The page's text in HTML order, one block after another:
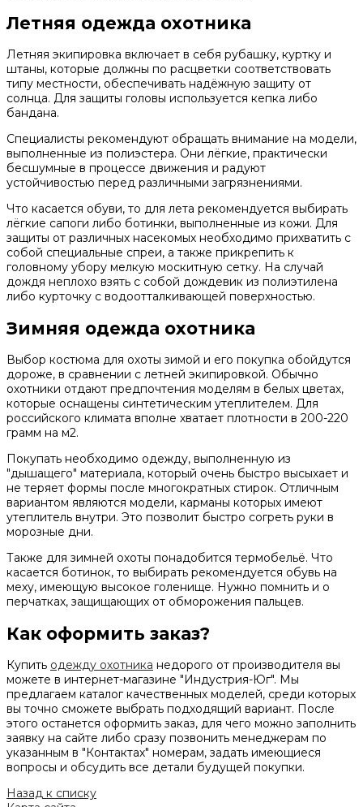
Летняя одежда охотника
Летняя экипировка включает в себя рубашку, куртку и
штаны, которые должны по расцветки соответствовать
типу местности, обеспечивать надёжную защиту от
солнца. Для защиты головы используется кепка либо
бандана.
Специалисты рекомендуют обращать внимание на модели,
выполненные из полиэстера. Они лёгкие, практически
бесшумные в процессе движения и радуют
устойчивостью перед различными загрязнениями.
Что касается обуви, то для лета рекомендуется выбирать
лёгкие сапоги либо ботинки, выполненные из кожи. Для
защиты от различных насекомых необходимо прихватить с
собой специальные спреи, а также прикрепить к
головному убору мелкую москитную сетку. На случай
дождя неплохо взять с собой дождевик из полиэтилена
либо курточку с водоотталкивающей поверхностью.
Зимняя одежда охотника
Выбор костюма для охоты зимой и его покупка обойдутся
дороже, в сравнении с летней экипировкой. Обычно
охотники отдают предпочтения моделям в белых цветах,
которые оснащены синтетическим утеплителем. Для
российского климата вполне хватает плотности в 200-220
грамм на м2.
Покупать необходимо одежду, выполненную из
"дышащего" материала, который очень быстро высыхает и
не теряет формы после многократных стирок. Отличным
вариантом являются модели, карманы которых имеют
утеплитель внутри. Это позволит быстро согреть руки в
морозные дни.
Также для зимней охоты понадобится термобельё. Что
касается ботинок, то выбирать рекомендуется обувь на
меху, имеющую высокое голенище. Нужно помнить и о
перчатках, защищающих от обморожения пальцев.
Как оформить заказ?
Купить одежду охотника недорого от производителя вы
можете в интернет-магазине "Индустрия-Юг". Мы
предлагаем каталог качественных моделей, среди которых
вы точно сможете выбрать подходящий вариант. После
этого останется оформить заказ, для чего можно заполнить
заявку на сайте либо сразу позвонить менеджерам по
указанным в "Контактах" номерам, задать имеющиеся
вопросы и обсудить все детали будущей покупки.
Назад к списку